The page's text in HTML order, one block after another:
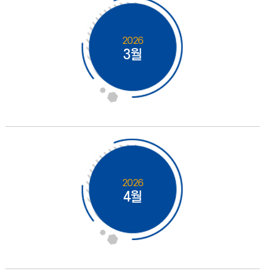
2026
3월
2026
4월